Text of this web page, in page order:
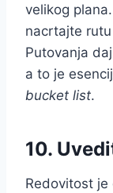
velikog
nacrtajte
Putovanja
a to je
bucket list.
10.
Redovitost